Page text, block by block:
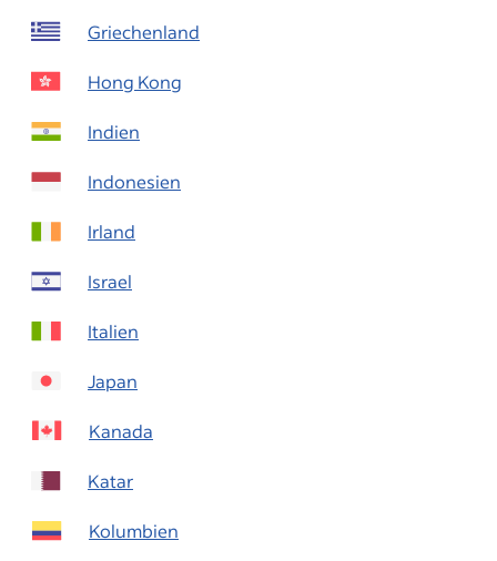
Griechenland
Hong Kong
Indien
Indonesien
Irland
Israel
Italien
Japan
Kanada
Katar
Kolumbien